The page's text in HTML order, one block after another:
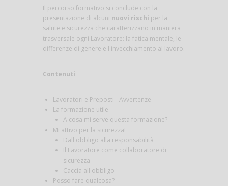
Il percorso formativo si conclude con la
presentazione di alcuni nuovi rischi per la
salute e sicurezza che caratterizzano in maniera
trasversale ogni Lavoratore: la fatica mentale, le
differenze di genere e l'invecchiamento al lavoro.
Contenuti:
Lavoratori e Preposti - Avvertenze
La formazione utile
A cosa mi serve questa formazione?
Mi attivo per la sicurezza!
Dall'obbligo alla responsabilità
Il Lavoratore come collaboratore di
sicurezza
Caccia all'obbligo
Posso fare qualcosa?